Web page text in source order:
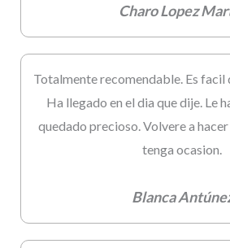
Charo Lopez
Totalmente recomendable. Es facil
Ha llegado en el dia que dije. Le
quedado precioso. Volvere a
tenga ocasion.
Blanca